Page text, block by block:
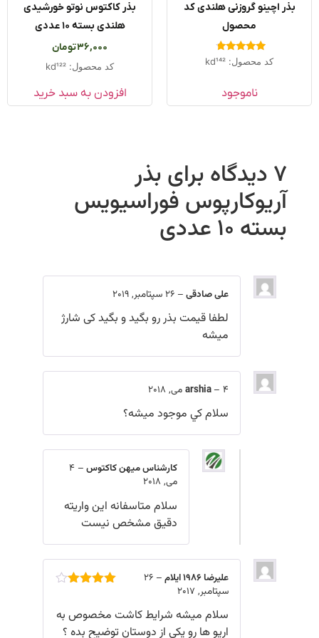
بذر اچینو گروزنی هلندی کد
محصول
امتیاز
4.50
کد محصول: kd142
ناموجود
بذر کاکتوس نوتو خورشیدی
هلندی بسته ۱۰ عددی
36,000تومان
کد محصول: kd122
افزودن به سبد خرید
بذر
آریوکارپوس فوراسیویس
بسته 10 عددی
علی صادقی– 26 سپتامبر, 2019
لطفا قیمت بذر رو بگید و بگید کی شارژ
میشه
arshia
سلام كي موجود ميشه؟
کارشناس میهن کاکتوس–
4
سلام متاسفانه این واریته
دقیق مشخص نیست
علیرضا ۱۹۸۶ ایلام –
26
سپتامبر, 2017
سلام میشه شرایط کاشت مخصوص به
اریو ها رو یکی از دوستان توضیح بده ؟